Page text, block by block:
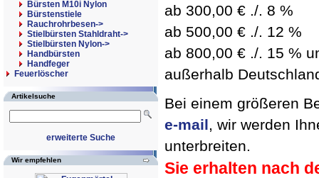
Bürsten M10i Nylon
Bürstenstiele
Rauchrohrbesen->
Stielbürsten Stahldraht->
Stielbürsten Nylon->
Handbürsten
Handfeger
Feuerlöscher
Artikelsuche
erweiterte Suche
Wir empfehlen
ab 300,00 € ./. 8 %
ab 500,00 € ./. 12 %
ab 800,00 € ./. 15 %
außerhalb
Bei einem größeren
e-mail, wir werden
unterbreiten.
Sie erhalten nach